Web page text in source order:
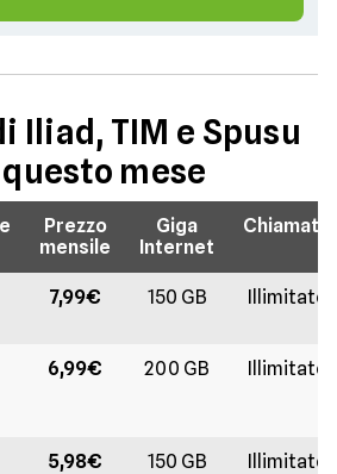
Iliad, TIM e Spusu
mese
Prezzo
mensile
Giga
Internet
Chiamate
7,99€ 150 GB Illimitate
6,99€ 200 GB Illimitate
5,98€ 150 GB Illimitate